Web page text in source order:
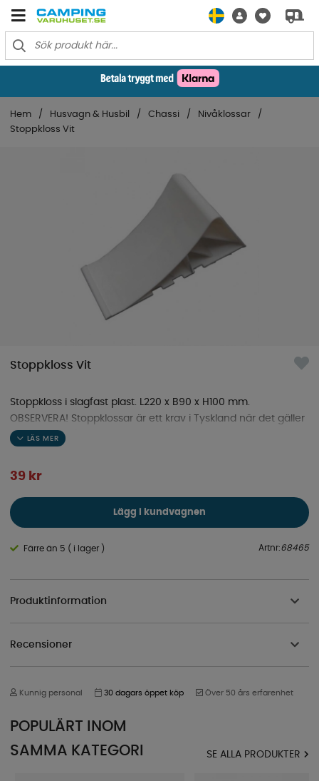
Hem Husvagn & Husbil Chassi
Nivåklossar
Stoppkloss Vit
Stoppkloss Vit
Stoppkloss i slagfast plast. L220 x B90 x H100 mm.
OBSERVERA! Stoppklossar är ett krav i Tyskland när det gäller
släpfordon från 750 kg och uppåt - även om man bara
39 kr
Lägg i kundvagnen
Färre än 5 ( i lager ) Artnr:68465
Produktinformation
Recensioner
Kunnig personal 30 dagars öppet köp Över 50 års erfarenhet
POPULÄRT INOM
SAMMA KATEGORI
SE ALLA PRODUKTER